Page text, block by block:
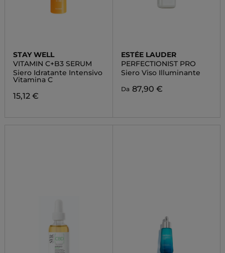
STAY WELL
VITAMIN C+B3 SERUM
Siero Idratante Intensivo
Vitamina C
15,12 €
ESTÉE LAUDER
PERFECTIONIST PRO
Siero Viso Illuminante
Da 87,90 €